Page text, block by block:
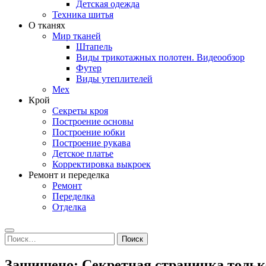
Детская одежда
Техника шитья
О тканях
Мир тканей
Штапель
Виды трикотажных полотен. Видеообзор
Футер
Виды утеплителей
Мех
Крой
Секреты кроя
Построение основы
Построение юбки
Построение рукава
Детское платье
Корректировка выкроек
Ремонт и переделка
Ремонт
Переделка
Отделка
Search
Найти: